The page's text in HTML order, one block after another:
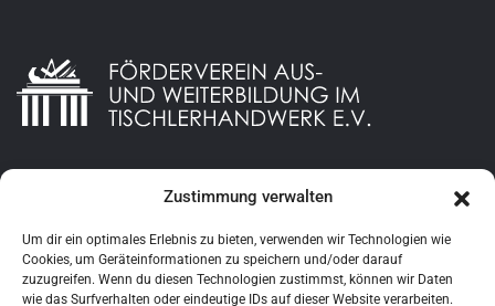
Zustimmung verwalten
Um dir ein optimales Erlebnis zu bieten, verwenden wir Technologien wie
Cookies, um Geräteinformationen zu speichern und/oder darauf
zuzugreifen. Wenn du diesen Technologien zustimmst, können wir Daten
wie das Surfverhalten oder eindeutige IDs auf dieser Website verarbeiten.
s
n
a
i
g
Datenschutzerklaerung
Impressum